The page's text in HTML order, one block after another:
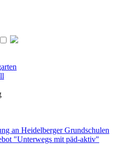
an Heidelberger Grundschulen
"Unterwegs mit päd-aktiv"